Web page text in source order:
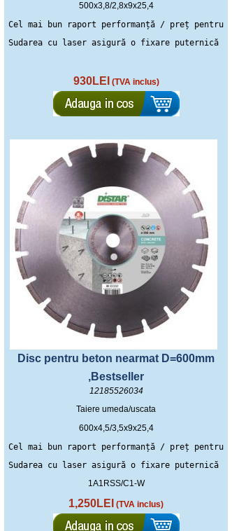
500x3,8/2,8x9x25,4
Cel mai bun raport performanță / preț pentru
Sudarea cu laser asigură o fixare puternică a
930LEI (TVA inclus)
Disc pentru beton nearmat D=600mm
,Bestseller
12185526034
Taiere umeda/uscata
600x4,5/3,5x9x25,4
Cel mai bun raport performanță / preț pentru
Sudarea cu laser asigură o fixare puternică a
1A1RSS/C1-W
1,250LEI (TVA inclus)